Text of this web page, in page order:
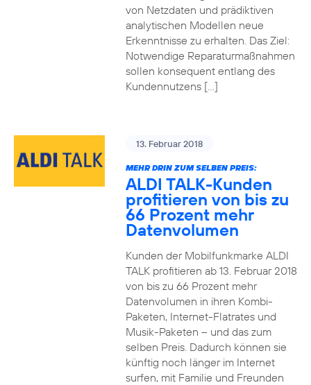
von Netzdaten und prädiktiven
analytischen Modellen neue
Erkenntnisse zu erhalten. Das Ziel:
Notwendige Reparaturmaßnahmen
sollen konsequent entlang des
Kundennutzens […]
13. Februar 2018
MEHR DRIN ZUM SELBEN PREIS:
ALDI TALK-Kunden
profitieren von bis zu
66 Prozent mehr
Datenvolumen
Kunden der Mobilfunkmarke ALDI
TALK profitieren ab 13. Februar 2018
von bis zu 66 Prozent mehr
Datenvolumen in ihren Kombi-
Paketen, Internet-Flatrates und
Musik-Paketen – und das zum
selben Preis. Dadurch können sie
künftig noch länger im Internet
surfen, mit Familie und Freunden